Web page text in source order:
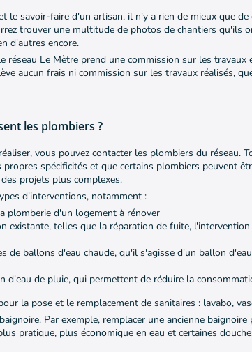
le savoir-faire d'un artisan, il n'y a rien de mieux que
trouver une multitude de photos de chantiers qu'ils
d'autres encore.
réseau Le Mètre prend une commission sur les
aucun frais ni commission sur les travaux réalisés,
les plombiers ?
vous pouvez contacter les plombiers du réseau.
propres spécificités et que certains plombiers peuvent
projets plus complexes.
d'interventions, notamment :
plomberie d'un logement à rénover
existante, telles que la réparation de fuite,
de ballons d'eau chaude, qu'il s'agisse d'un ballon
d'eau de pluie, qui permettent de réduire la
la pose et le remplacement de sanitaires : lavabo,
Par exemple, remplacer une ancienne
pratique, plus économique en eau et certaines